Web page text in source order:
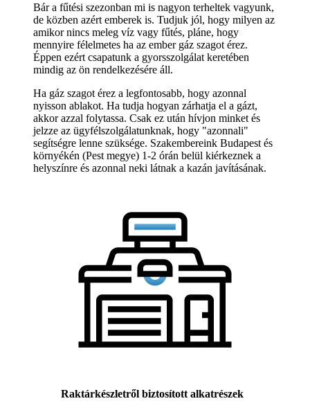
Bár a fűtési szezonban mi is nagyon terheltek vagyunk,
de közben azért emberek is. Tudjuk jól, hogy milyen az
amikor nincs meleg víz vagy fűtés, pláne, hogy
mennyire félelmetes ha az ember gáz szagot érez.
Éppen ezért csapatunk a gyorsszolgálat keretében
mindig az ön rendelkezésére áll.
Ha gáz szagot érez a legfontosabb, hogy azonnal
nyisson ablakot. Ha tudja hogyan zárhatja el a gázt,
akkor azzal folytassa. Csak ez után hívjon minket és
jelzze az ügyfélszolgálatunknak, hogy "azonnali"
segítségre lenne szüksége. Szakembereink Budapest és
környékén (Pest megye) 1-2 órán belül kiérkeznek a
helyszínre és azonnal neki látnak a kazán javításának.
Raktárkészletről biztosított alkatrészek